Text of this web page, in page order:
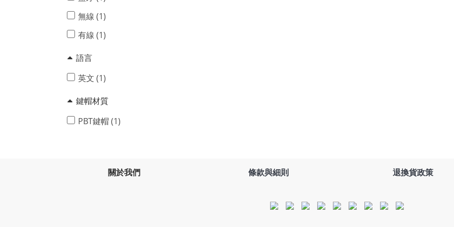
無線 (1)
有線 (1)
語言
英文 (1)
鍵帽材質
PBT鍵帽 (1)
關於我們 條款與細則 退換貨政策